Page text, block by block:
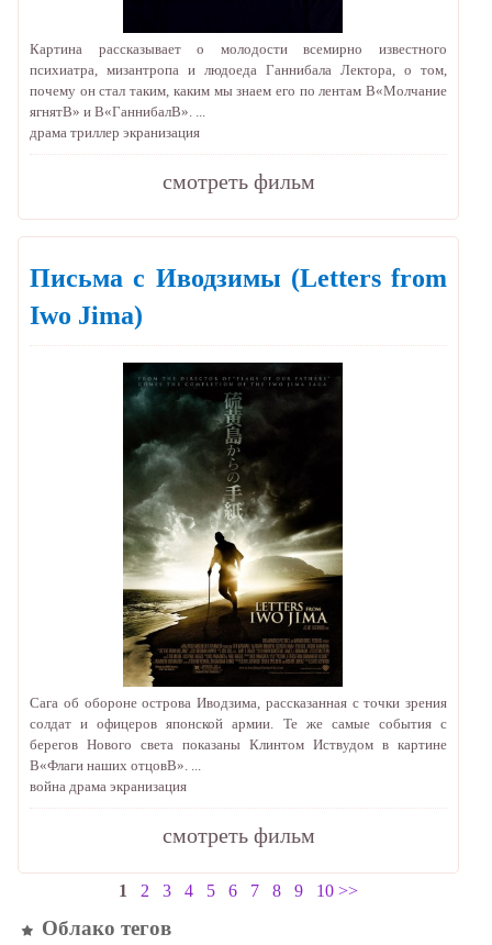
Картина рассказывает о молодости всемирно известного
психиатра, мизантропа и людоеда Ганнибала Лектора, о том,
почему он стал таким, каким мы знаем его по лентам В«Молчание
ягнятВ» и В«ГаннибалВ». ...
драма триллер экранизация
cмотреть фильм
Письма с Иводзимы (Letters from
Iwo Jima)
Сага об обороне острова Иводзима, рассказанная c точки зрения
солдат и офицеров японской армии. Те же самые события с
берегов Нового света показаны Клинтом Иствудом в картине
В«Флаги наших отцовВ». ...
война драма экранизация
cмотреть фильм
1 2 3 4 5 6 7 8 9 10 >>
Облако тегов